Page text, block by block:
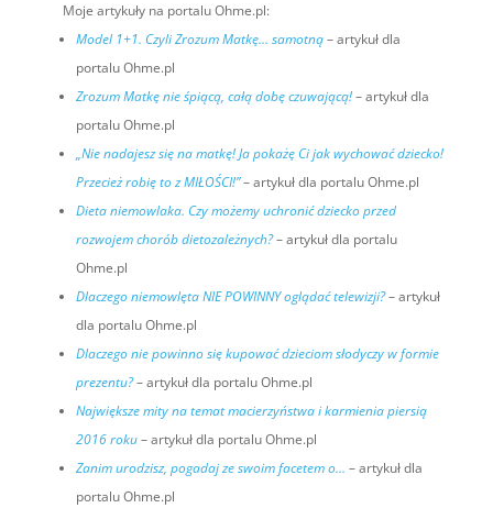
Moje artykuły na portalu Ohme.pl:
Model 1+1. Czyli Zrozum Matkę… samotną– artykuł dla
portalu Ohme.pl
Zrozum Matkę nie śpiącą, całą dobę czuwającą!– artykuł dla
portalu Ohme.pl
„Nie nadajesz się na matkę! Ja pokażę Ci jak wychować dziecko!
Przecież robię to z MIŁOŚCI!”– artykuł dla portalu Ohme.pl
Dieta niemowlaka. Czy możemy uchronić dziecko przed
rozwojem chorób dietozależnych?– artykuł dla portalu
Ohme.pl
Dlaczego niemowlęta NIE POWINNY oglądać telewizji?– artykuł
dla portalu Ohme.pl
Dlaczego nie powinno się kupować dzieciom słodyczy w formie
prezentu?– artykuł dla portalu Ohme.pl
Największe mity na temat macierzyństwa i karmienia piersią
2016 roku– artykuł dla portalu Ohme.pl
Zanim urodzisz, pogadaj ze swoim facetem o… – artykuł dla
portalu Ohme.pl